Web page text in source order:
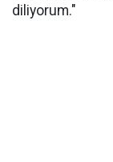
diliyorum."